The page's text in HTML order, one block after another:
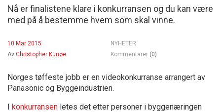
Nå er finalistene klare i konkurransen og du kan være
med på å bestemme hvem som skal vinne.
10 Mar 2015
NYHETER
Av Christopher Kunøe Kommentarer (0)
Norges tøffeste jobb er en videokonkurranse arrangert av
Panasonic og Byggeindustrien.
I konkurransen letes det etter personer i byggenæringen